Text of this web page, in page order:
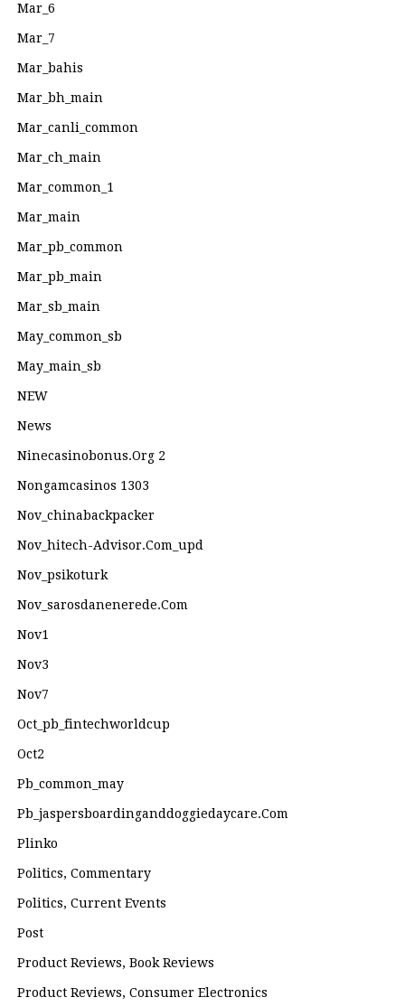
Mar_6
Mar_7
Mar_bahis
Mar_bh_main
Mar_canli_common
Mar_ch_main
Mar_common_1
Mar_main
Mar_pb_common
Mar_pb_main
Mar_sb_main
May_common_sb
May_main_sb
NEW
News
Ninecasinobonus.org 2
Nongamcasinos 1303
Nov_chinabackpacker
Nov_hitech-Advisor.com_upd
Nov_psikoturk
Nov_sarosdanenerede.com
Nov1
Nov3
Nov7
Oct_pb_fintechworldcup
Oct2
Pb_common_may
Pb_jaspersboardinganddoggiedaycare.com
Plinko
Politics, Commentary
Politics, Current Events
Post
Product Reviews, Book Reviews
Product Reviews, Consumer Electronics